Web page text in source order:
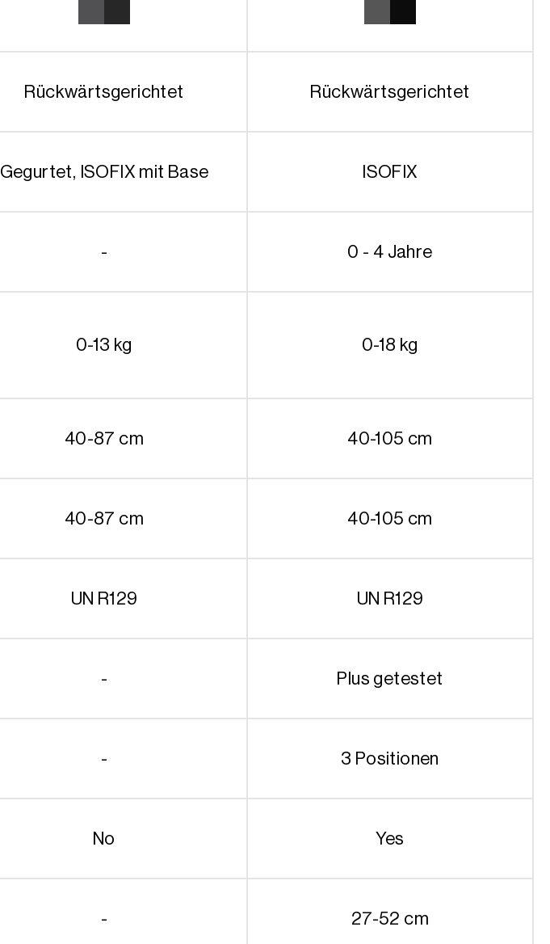
Rückwärtsgerichtet Rückwärtsgerichtet
Gegurtet, ISOFIX mit Base ISOFIX
- 0 - 4 Jahre
0-13 kg 0-18 kg
40-87 cm 40-105 cm
40-87 cm 40-105 cm
UN R129 UN R129
- Plus getestet
- 3 Positionen
No Yes
- 27-52 cm